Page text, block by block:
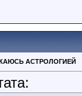
АСТРОЛОГИЕЙ